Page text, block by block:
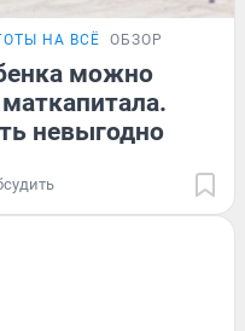
НА ВСЁ ОБЗОР
можно
невыгодно